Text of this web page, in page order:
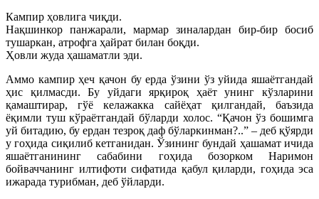
Кампир ҳовлига чиқди.
Нақшинкор панжарали, мармар зиналардан бир-бир босиб
тушаркан, атрофга ҳайрат билан боқди.
Ҳовли жуда ҳашаматли эди.
Аммо кампир ҳеч қачон бу ерда ўзини ўз уйида яшаётгандай
ҳис қилмасди. Бу уйдаги ярқироқ ҳаёт унинг кўзларини
қамаштирар, гўё келажакка сайёҳат қилгандай, баъзида
ёқимли туш кўраётгандай бўларди холос. “Қачон ўз бошимга
уй битадию, бу ердан тезроқ даф бўларкинман?..” – деб қўярди
у гоҳида сиқилиб кетганидан. Ўзининг бундай ҳашамат ичида
яшаётганининг сабабини гоҳида бозорком Наримон
бойваччанинг илтифоти сифатида қабул қиларди, гоҳида эса
ижарада турибман, деб ўйларди.